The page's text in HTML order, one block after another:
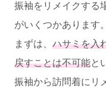
振袖をリメイクする
がいくつかあります。
まずは、 ハサミを入
戻すことは不可能と
振袖から訪問着にリ